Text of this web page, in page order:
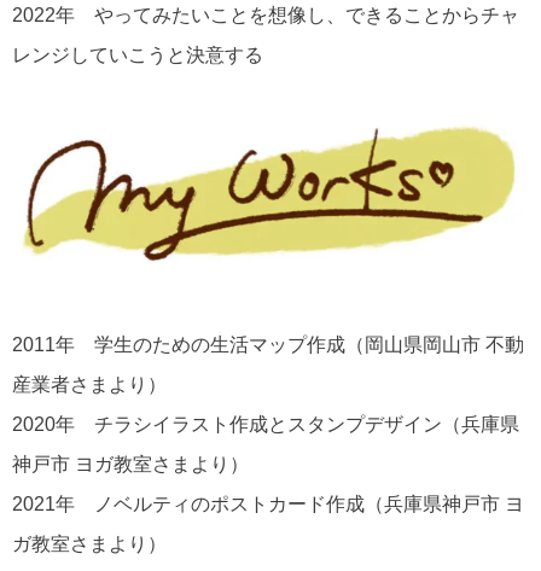
2022年 やってみたいことを想像し、できることからチャ
レンジしていこうと決意する
2011年 学生のための生活マップ作成（岡山県岡山市 不動
産業者さまより）
2020年 チラシイラスト作成とスタンプデザイン（兵庫県
神戸市 ヨガ教室さまより）
2021年 ノベルティのポストカード作成（兵庫県神戸市 ヨ
ガ教室さまより）